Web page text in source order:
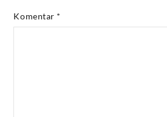
Komentar *